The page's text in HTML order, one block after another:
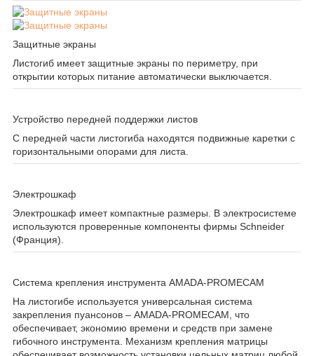
Защитные экраны
Листогиб имеет защитные экраны по периметру, при
открытии которых питание автоматически выключается.
Устройство передней поддержки листов
С передней части листогиба находятся подвижные каретки с
горизонтальными опорами для листа.
Электрошкаф
Электрошкаф имеет компактные размеры. В электросистеме
используются проверенные компоненты фирмы Schneider
(Франция).
Система крепления инструмента AMADA-PROMECAM
На листогибе используется универсальная система
закрепления пуансонов – AMADA-PROMECAM, что
обеспечивает, экономию времени и средств при замене
гибочного инструмента. Механизм крепления матрицы